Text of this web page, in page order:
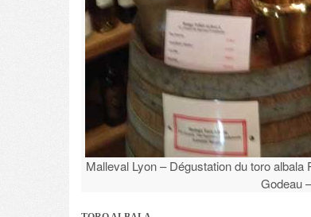
Malleval Lyon – Dégustation du toro
Godeau